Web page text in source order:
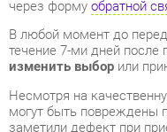
Несмотря на
могут быть повреждены
заметили дефект при
деталь.Повторная
На всю мебель категории
распространяется
года с момента